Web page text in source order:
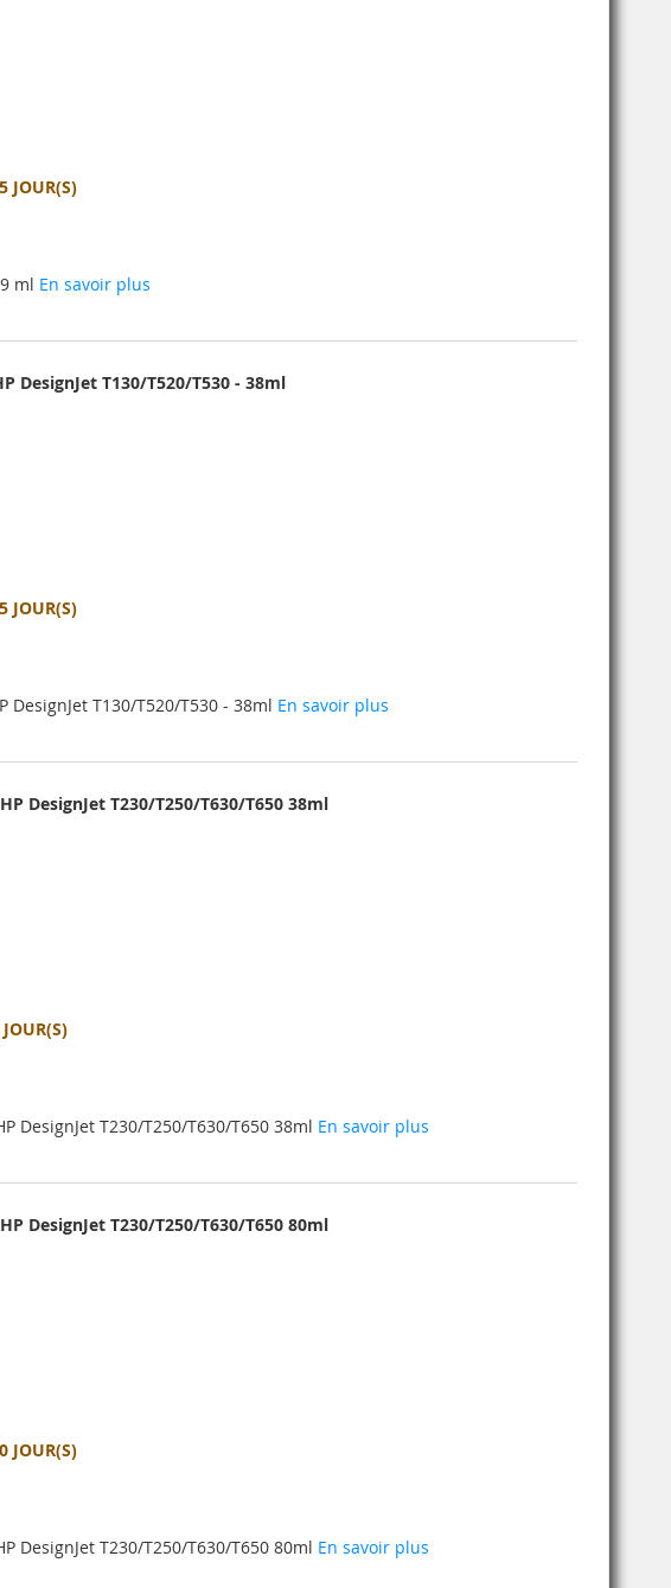
JOUR(S)
ml En savoir plus
DesignJet T130/T520/T530 - 38ml
JOUR(S)
DesignJet T130/T520/T530 - 38ml En savoir plus
DesignJet T230/T250/T630/T650 38ml
DesignJet T230/T250/T630/T650 38ml En savoir plus
DesignJet T230/T250/T630/T650 80ml
JOUR(S)
DesignJet T230/T250/T630/T650 80ml En savoir plus